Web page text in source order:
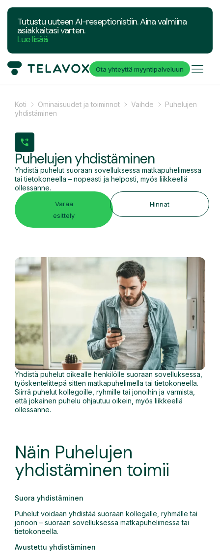
Tutustu uuteen AI-reseptionistiin. Aina valmiina
asiakkaitasi varten.
Lue lisää
Ota yhteyttä myyntipalveluun
Koti Ominaisuudet ja toiminnot Vaihde
Puhelujen
yhdistäminen
Puhelujen yhdistäminen
Yhdistä puhelut suoraan sovelluksessa matkapuhelimessa
tai tietokoneella – nopeasti ja helposti, myös liikkeellä
ollessanne.
Varaa
esittely
Hinnat
Yhdistä puhelut oikealle henkilölle suoraan sovelluksessa,
työskentelittepä sitten matkapuhelimella tai tietokoneella.
Siirrä puhelut kollegoille, ryhmille tai jonoihin ja varmista,
että jokainen puhelu ohjautuu oikein, myös liikkeellä
ollessanne.
Näin Puhelujen
yhdistäminen toimii
Suora yhdistäminen
Puhelut voidaan yhdistää suoraan kollegalle, ryhmälle tai
jonoon – suoraan sovelluksessa matkapuhelimessa tai
tietokoneella.
Avustettu yhdistäminen